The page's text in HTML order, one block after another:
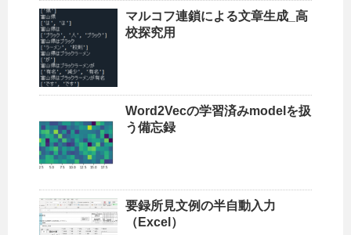
マルコフ連鎖による文章生成_高
校探究用
Word2Vecの学習済みmodelを扱
う備忘録
要録所見文例の半自動入力
（Excel）